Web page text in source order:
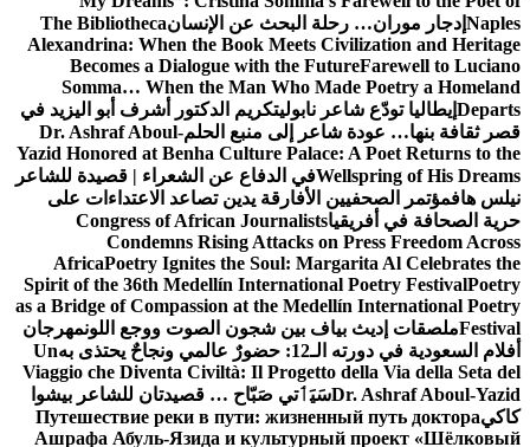
Naples إدجار موران… رحلة البحث عن الإنسانThe Bibliotheca
Alexandrina: When the Book Meets Civilization and Heritage
Becomes a Dialogue with the FutureFarewell to Luciano
Somma… When the Man Who Made Poetry a Homeland
Departs إيطاليا تودّع شاعر نابوليتكريم الدكتور أشرف أبو اليزيد في
قصر ثقافة بنها… عودة شاعر إلى منبع الحلمDr. Ashraf Aboul-
Yazid Honored at Benha Culture Palace: A Poet Returns to the
Wellspring of His Dreamsفي الدفاع عن الشعراء | قصيدة للشاعر
نيلس هافمؤتمر الصحفيين الأفارقة يدين تصاعد الاعتداءات على
حرية الصحافة في أفريقياCongress of African Journalists
Condemns Rising Attacks on Press Freedom Across
AfricaPoetry Ignites the Soul: Margarita Al Celebrates the
Spirit of the 36th Medellín International Poetry FestivalPoetry
as a Bridge of Compassion at the Medellín International Poetry
Festivalملصقات إديث بياف بين شجون الصوت ووجع اللونمهرجان
أفلام السعودية في دورته الـ12: حضورٌ عالمي ونجاحٌ يحتذى به
Un
Viaggio che Diventa Civiltà: Il Progetto della Via della Seta del
Dr. Ashraf Aboul-Yazidسَيَٲتي صَبّاح … قصيدتان للشاعر بيشوا
كاكيПутешествие реки в пути: жизненный путь доктора
Ашрафа Абуль-Язида и культурный проект «Шёлковый